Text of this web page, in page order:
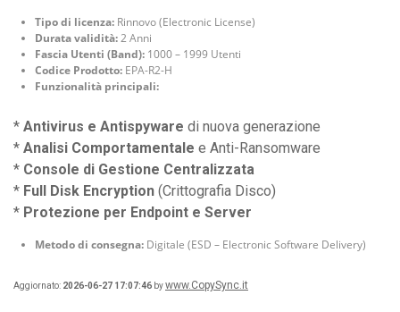
Tipo di licenza: Rinnovo (Electronic License)
Durata validità:2 Anni
Fascia Utenti (Band): 1000 – 1999 Utenti
Codice Prodotto: EPA-R2-H
Funzionalità principali:
* Antivirus e Antispyware di nuova generazione
* Analisi Comportamentale e Anti-Ransomware
* Console di Gestione Centralizzata
* Full Disk Encryption (Crittografia Disco)
* Protezione per Endpoint e Server
Metodo di consegna: Digitale (ESD – Electronic Software Delivery)
Aggiornato: 2026-06-27 17:07:46 bywww.CopySync.it